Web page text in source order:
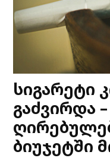
სიგარეტი
გაძვირდა
ბიუჯეტში